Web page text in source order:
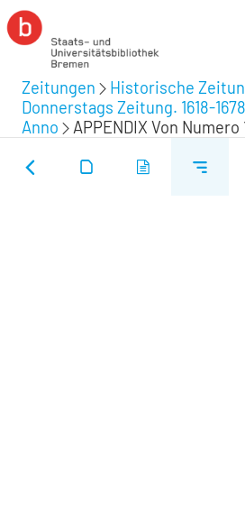
Zeitungen Historische
Donnerstags Zeitung. 1618-1678
Anno
APPENDIX Von Numero